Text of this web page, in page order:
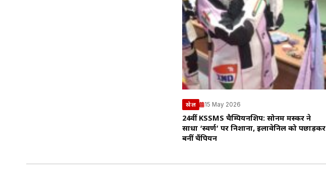
खेल 15 May 2026
24वीं KSSMS चैम्पियनशिप: सोनम मस्कर ने
साधा ‘स्वर्ण’ पर निशाना, इलावेनिल को पछाड़कर
बनीं चैंपियन